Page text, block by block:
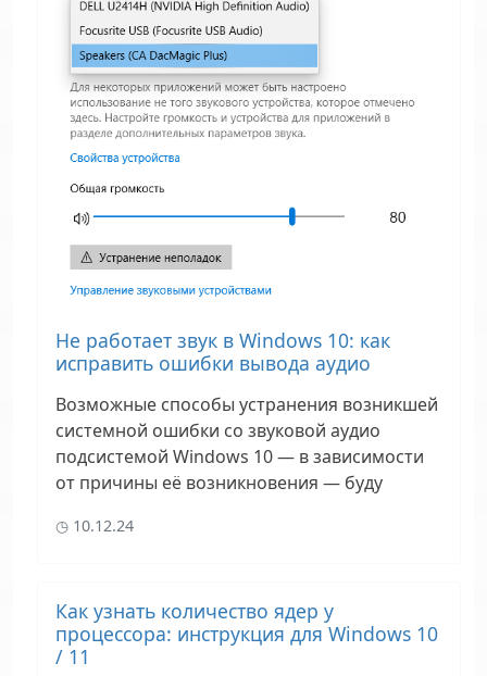
Не работает звук в Windows 10: как
исправить ошибки вывода аудио
Возможные способы устранения возникшей
системной ошибки со звуковой аудио
подсистемой Windows 10 — в зависимости
от причины её возникновения — буду
10.12.24
Как узнать количество ядер у
процессора: инструкция для Windows 10
/ 11